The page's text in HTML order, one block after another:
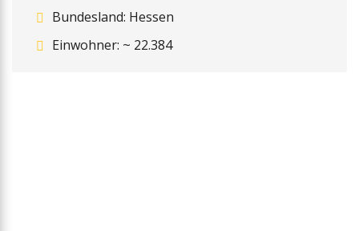
Bundesland: Hessen
Einwohner: ~ 22.384